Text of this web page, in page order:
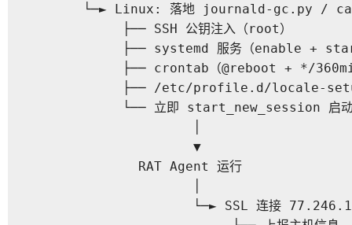
└─► Linux: 落地 journald-gc.py /
            ├── SSH 公钥注入（root）
├── systemd 服务（enable +
├── crontab（@reboot + */
├── /etc/profile.d/locale-
└── 立即 start_new_session 启
                     ▼
              RAT Agent 运行
└─► SSL 连接